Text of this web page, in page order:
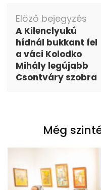
Bejegyzés
navigáció
Előző bejegyzés
A Kilenclyukú
hídnál bukkant fel
a váci Kolodko
Mihály legújabb
Csontváry szobra
Még